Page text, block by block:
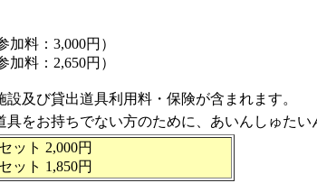
料：3,000円）
：2,650円）
及び貸出道具利用料・保険が含まれます。
をお持ちでない方のために、あいんしゅたい
用：1セット 2,000円
円